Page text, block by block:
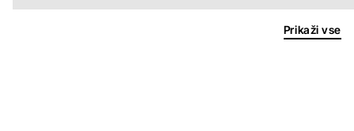
Prikaži vse